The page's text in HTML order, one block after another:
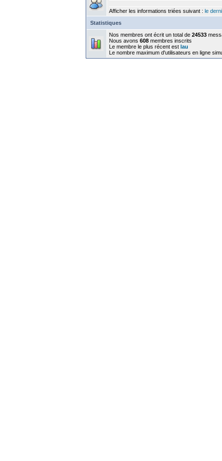
Afficher les informations triées suivant : le
Statistiques
Nos membres ont écrit un total de 24533
Nous avons 608 membres inscrits
Le membre le plus récent est lau
Le nombre maximum d'utilisateurs en ligne